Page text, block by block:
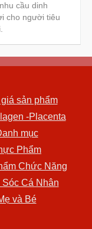
cầu dinh
cho người tiêu
sản phẩm
-Placenta
mục
Phẩm
Chức Năng
Sóc Cá Nhân
và Bé